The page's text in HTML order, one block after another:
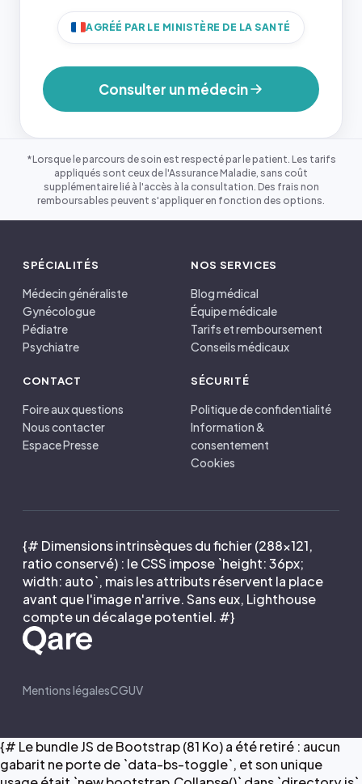
AGRÉÉ PAR LE MINISTÈRE DE LA SANTÉ
Consulter un médecin
*Lorsque le parcours de soin est respecté par le patient. Les tarifs
appliqués sont ceux de l'Assurance Maladie, sans coût
supplémentaire lié à l'accès à la consultation. Des frais non
remboursables peuvent s'appliquer en fonction des options.
SPÉCIALITÉS
Médecin généraliste
Gynécologue
Pédiatre
Psychiatre
NOS SERVICES
Blog médical
Équipe médicale
Tarifs et remboursement
Conseils médicaux
CONTACT
Foire aux questions
Nous contacter
Espace Presse
SÉCURITÉ
Politique de confidentialité
Information &
consentement
Cookies
{# Dimensions intrinsèques du fichier (288×121,
ratio conservé) : le CSS impose `height: 36px;
width: auto`, mais les attributs réservent la place
avant que l'image n'arrive. Sans eux, Lighthouse
compte un décalage potentiel. #}
Mentions légalesCGUV
{# Le bundle JS de Bootstrap (81 Ko) a été retiré : aucun
gabarit ne porte de `data-bs-toggle`, et son unique